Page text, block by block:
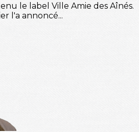
le label Ville Amie des Aînés.
l'a annoncé...